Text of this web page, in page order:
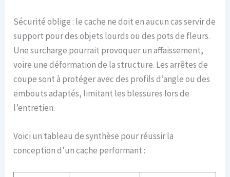
Sécurité oblige : le cache ne doit en aucun cas servir de
support pour des objets lourds ou des pots de fleurs.
Une surcharge pourrait provoquer un affaissement,
voire une déformation de la structure. Les arrêtes de
coupe sont à protéger avec des profils d’angle ou des
embouts adaptés, limitant les blessures lors de
l’entretien.
Voici un tableau de synthèse pour réussir la
conception d’un cache performant :